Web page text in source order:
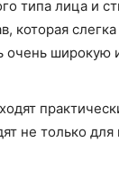
типа лица и
которая
широкую
не только